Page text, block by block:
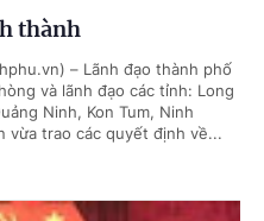
thành
– Lãnh đạo thành phố
và lãnh đạo các tỉnh: Long
Ninh, Kon Tum, Ninh
vừa trao các quyết định về...